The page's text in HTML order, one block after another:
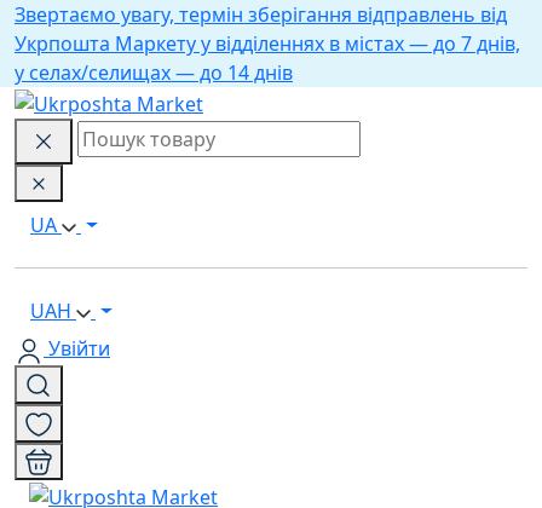
Звертаємо увагу, термін зберігання відправлень від
Укрпошта Маркету у відділеннях в містах — до 7 днів,
у селах/селищах — до 14 днів
UA
UAH
Увійти